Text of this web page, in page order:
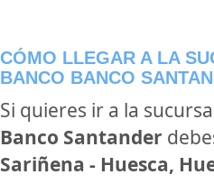
CÓMO LLEGAR A LA
BANCO BANCO
Si quieres ir a la
Banco Santander
Sariñena - Huesca,